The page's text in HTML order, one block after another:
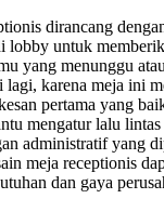
dirancang
lobby untuk
yang menunggu
lagi, karena meja ini
pertama yang
mengatur lalu
administratif yang
meja receptionis
dan gaya